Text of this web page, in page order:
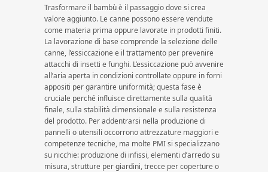
Trasformare il bambù è il passaggio dove si crea
valore aggiunto. Le canne possono essere vendute
come materia prima oppure lavorate in prodotti finiti.
La lavorazione di base comprende la selezione delle
canne, l’essiccazione e il trattamento per prevenire
attacchi di insetti e funghi. L’essiccazione può avvenire
all’aria aperta in condizioni controllate oppure in forni
appositi per garantire uniformità; questa fase è
cruciale perché influisce direttamente sulla qualità
finale, sulla stabilità dimensionale e sulla resistenza
del prodotto. Per addentrarsi nella produzione di
pannelli o utensili occorrono attrezzature maggiori e
competenze tecniche, ma molte PMI si specializzano
su nicchie: produzione di infissi, elementi d’arredo su
misura, strutture per giardini, trecce per coperture o